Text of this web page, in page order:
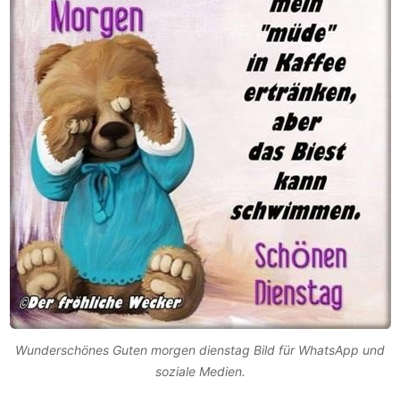
Wunderschönes Guten morgen dienstag Bild für WhatsApp und
soziale Medien.